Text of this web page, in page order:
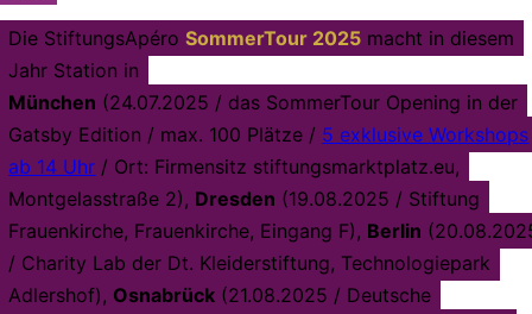
Die StiftungsApéroSommerTour 2025 macht in diesem
Jahr Station in
München (24.07.2025 / das SommerTour Opening in der
Gatsby Edition / max. 100 Plätze / 5 exklusive Workshops
ab 14 Uhr / Ort: Firmensitz stiftungsmarktplatz.eu,
Montgelasstraße 2), Dresden (19.08.2025 / Stiftung
Frauenkirche, Frauenkirche, Eingang F), Berlin
/ Charity Lab der Dt. Kleiderstiftung, Technologiepark
Adlershof), Osnabrück (21.08.2025 / Deutsche